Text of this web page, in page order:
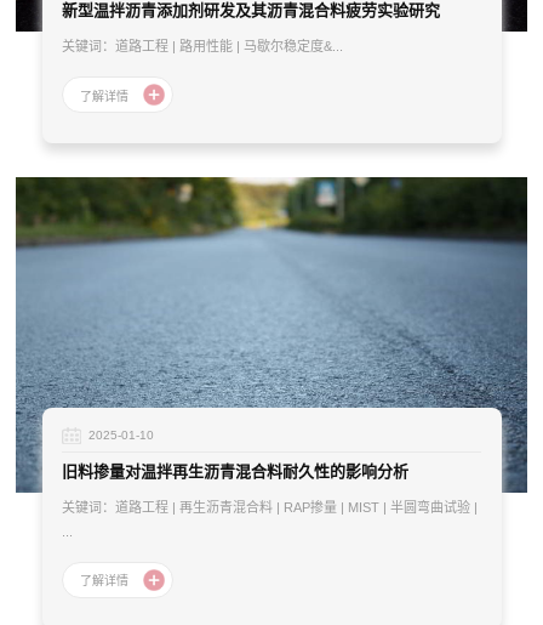
新型温拌沥青添加剂研发及其沥青混合料疲劳实验研究
关键词：道路工程 | 路用性能 | 马歇尔稳定度&...
2025-01-10
旧料掺量对温拌再生沥青混合料耐久性的影响分析
关键词：道路工程 | 再生沥青混合料 | RAP掺量 | MIST | 半圆弯曲试验 |